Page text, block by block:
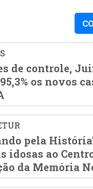
de controle,
os novos
pela
idosas ao
da Memória